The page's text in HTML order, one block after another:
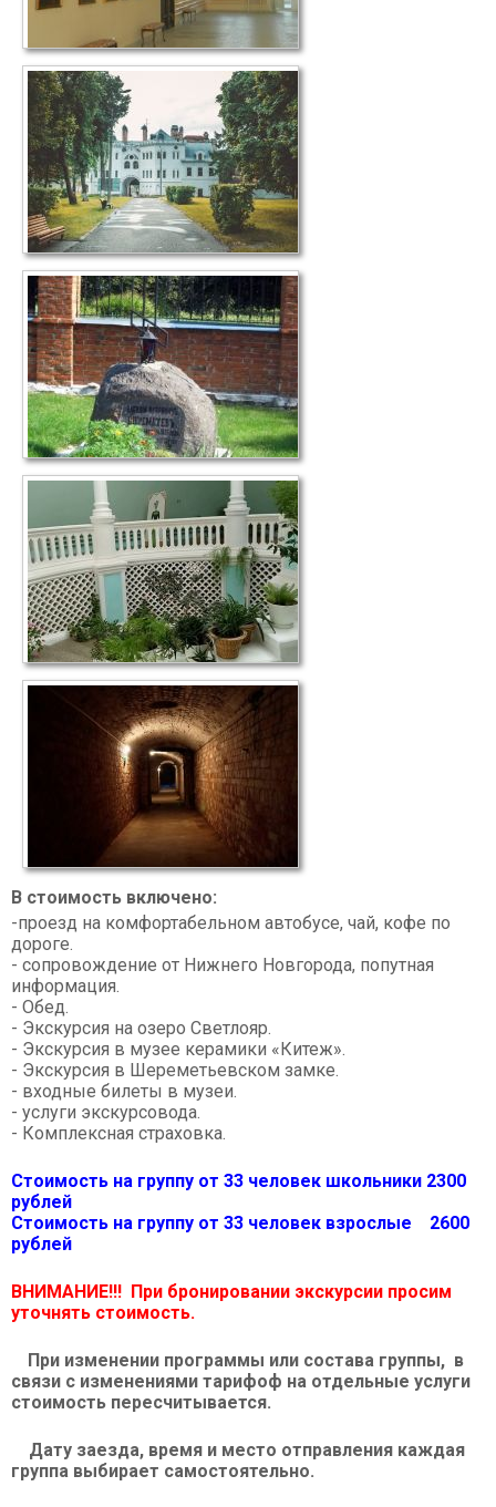
В стоимость включено:
-проезд на комфортабельном автобусе, чай, кофе по
дороге.
- сопровождение от Нижнего Новгорода, попутная
информация.
- Обед.
- Экскурсия на озеро Светлояр.
- Экскурсия в музее керамики «Китеж».
- Экскурсия в Шереметьевском замке.
- входные билеты в музеи.
- услуги экскурсовода.
- Комплексная страховка.
Стоимость на группу от 33 человек школьники 2300
рублей
Стоимость на группу от 33 человек взрослые 2600
рублей
ВНИМАНИЕ!!! При бронировании экскурсии просим
уточнять стоимость.
При изменении программы или состава группы, в
связи с изменениями тарифоф на отдельные услуги
стоимость пересчитывается.
Дату заезда, время и место отправления каждая
группа выбирает самостоятельно.